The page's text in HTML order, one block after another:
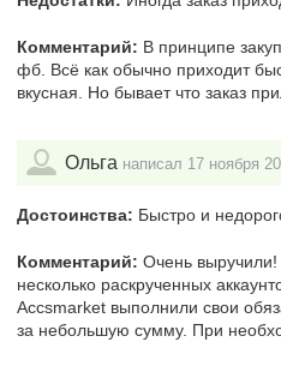
Комментарий: В принципе
фб. Всё как обычно приходит
вкусная. Но бывает что заказ
Ольга написал 17 ноября
Достоинства: Быстро и
Комментарий: Очень
несколько раскрученных
Accsmarket выполнили свои
за небольшую сумму. При